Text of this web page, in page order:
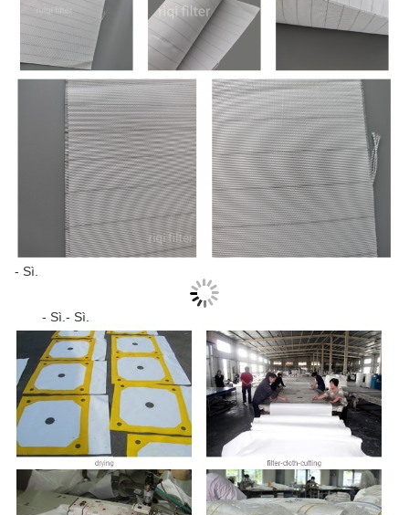
- Sì.
- Sì.- Sì.